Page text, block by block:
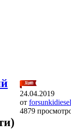
24.04.2019
от forsunkidiesel
4879